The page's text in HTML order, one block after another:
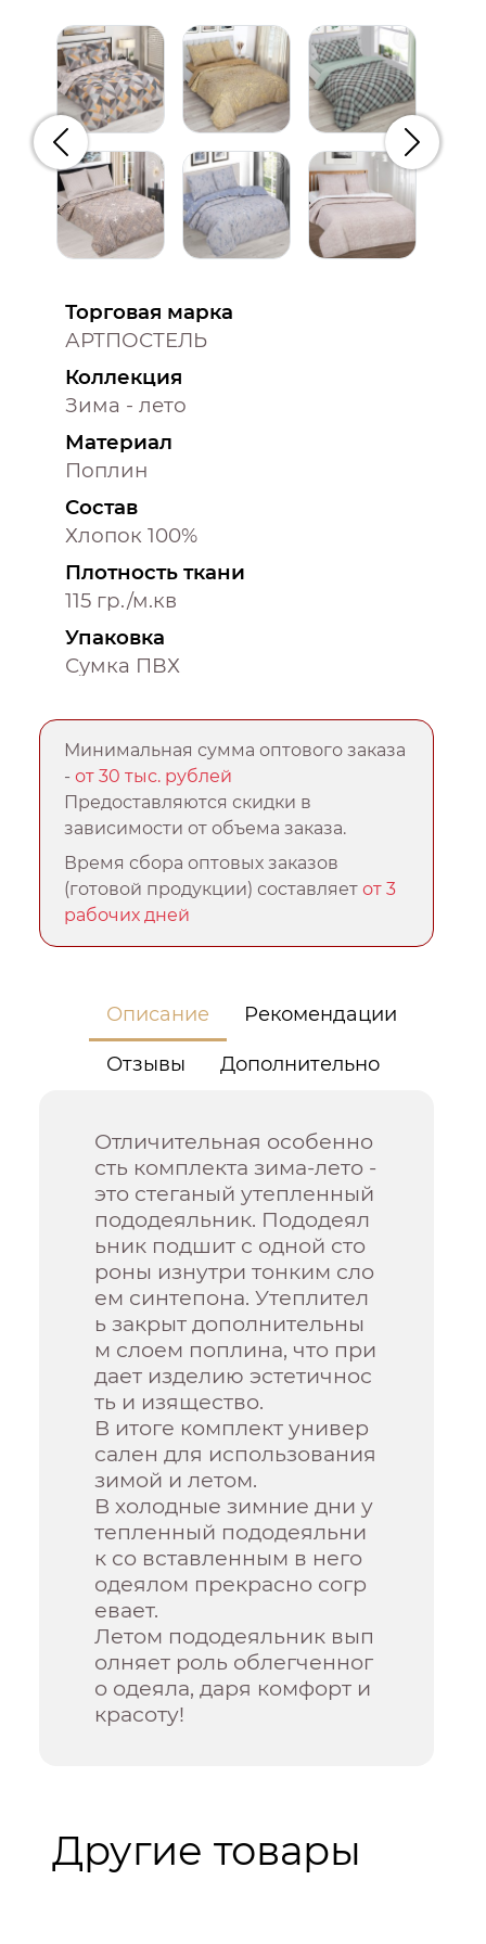
Предыдущий
Торговая марка
АРТПОСТЕЛЬ
Коллекция
Зима - лето
Материал
Поплин
Состав
Хлопок 100%
Плотность ткани
115 гр./м.кв
Упаковка
Сумка ПВХ
Минимальная сумма оптового заказа
-от 30 тыс. рублей
Предоставляются скидки в
зависимости от объема заказа.
Время сбора оптовых заказов
(готовой продукции) составляетот 3
рабочих дней
Описание Рекомендации
Отзывы Дополнительно
Отличительная особенно
сть комплекта зима-лето -
это стеганый утепленный
пододеяльник. Пододеял
ьник подшит с одной сто
роны изнутри тонким сло
ем синтепона. Утеплител
ь закрыт дополнительны
м слоем поплина, что при
дает изделию эстетичнос
ть и изящество.
В итоге комплект универ
сален для использования
зимой и летом.
В холодные зимние дни у
тепленный пододеяльни
к со вставленным в него
одеялом прекрасно согр
евает.
Летом пододеяльник вып
олняет роль облегченног
о одеяла, даря комфорт и
красоту!
Другие товары